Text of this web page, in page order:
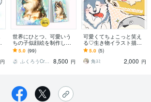
円
世界にひとつ、可愛いう
ちの子似顔絵を制作しま
す 写真以上の輝きで、心
に響くアートを
5.0 (99)
ふくろうCreate
8,500 円
可愛くてちょこっと笑え
る♡生き物イラスト描き
ます 商用◎ アイコンやグ
ッズ、思い出にぜひ✨
5.0 (5)
角ｽﾐ
2,000 円